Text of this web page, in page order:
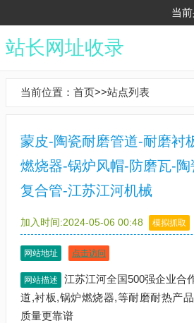
当
站长网址收录
当前位置： 首页>>站点列表
蒙皮-陶瓷耐磨管道-耐磨衬
燃烧器-锅炉风帽-防磨瓦-
复合管-江苏江河机械
加入时间:2024-05-06 00:48 模拟抓取
网站地址 点击访问
网站描述
江苏江河全国500强企业合
道,衬板,锅炉燃烧器,等耐磨耐热产
质量更靠谱